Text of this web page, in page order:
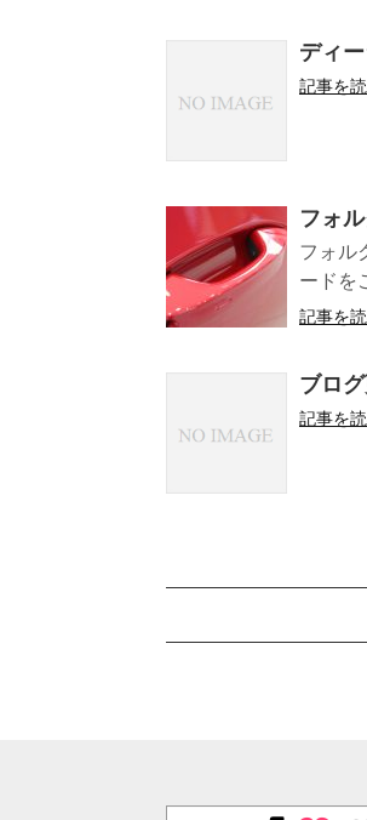
ディ
記事を
フォ
フォル
ードを
記事を
ブロ
記事を